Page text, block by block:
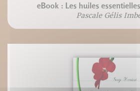
eBook : Les huiles
Pascale Gélis